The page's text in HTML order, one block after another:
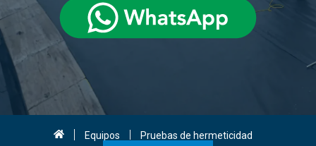
Equipos
Pruebas de hermeticidad